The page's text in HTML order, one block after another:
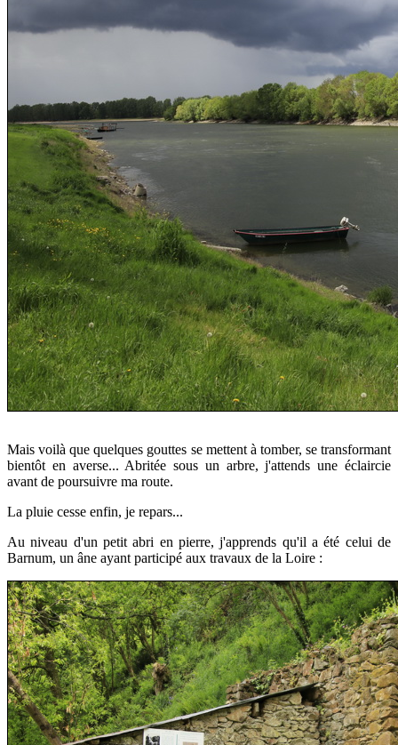
Mais voilà que quelques gouttes se mettent à tomber, se transformant
bientôt en averse... Abritée sous un arbre, j'attends une éclaircie
avant de poursuivre ma route.
La pluie cesse enfin, je repars...
Au niveau d'un petit abri en pierre, j'apprends qu'il a été celui de
Barnum, un âne ayant participé aux travaux de la Loire :